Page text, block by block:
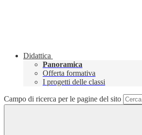
Didattica
Panoramica
Offerta formativa
I progetti delle classi
Campo di ricerca per le pagine del sito